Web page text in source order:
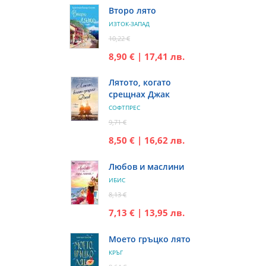
Второ лято
ИЗТОК-ЗАПАД
10,22 €
8,90 € | 17,41 лв.
Лятото, когато
срещнах Джак
СОФТПРЕС
9,71 €
8,50 € | 16,62 лв.
Любов и маслини
ИБИС
8,13 €
7,13 € | 13,95 лв.
Моето гръцко лято
КРЪГ